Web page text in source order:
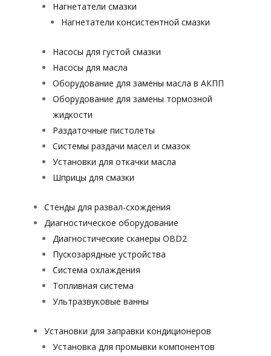
Нагнетатели смазки
Нагнетатели консистентной смазки
Насосы для густой смазки
Насосы для масла
Оборудование для замены масла в АКПП
Оборудование для замены тормозной
жидкости
Раздаточные пистолеты
Системы раздачи масел и смазок
Установки для откачки масла
Шприцы для смазки
Стенды для развал-схождения
Диагностическое оборудование
Диагностические сканеры OBD2
Пускозарядные устройства
Система охлаждения
Топливная система
Ультразвуковые ванны
Установки для заправки кондиционеров
Установка для промывки компонентов